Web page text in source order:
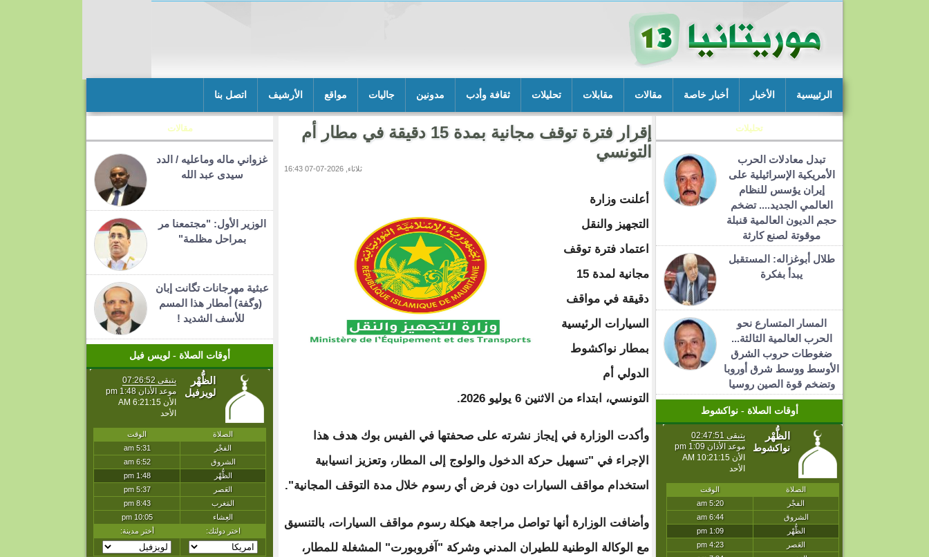
الرئييسية الأخبار أخبار خاصة مقالات مقابلات تحليلات ثقافة وأدب مدونين جاليات مواقع الأرشيف اتصل بنا
تحليلات
تبدل معادلات الحرب
الأمريكية الإسرائيلية على
إيران يؤسس للنظام
العالمي الجديد.... تضخم
حجم الديون العالمية قنبلة
موقوتة لصنع كارثة
طلال أبوغزاله: المستقبل
يبدأ بفكرة
المسار المتسارع نحو
الحرب العالمية الثالثة...
ضغوطات حروب الشرق
الأوسط ووسط شرق أوروبا
وتضخم قوة الصين روسيا
أوقات الصلاة - نواكشوط
إقرار فترة توقف مجانية بمدة 15 دقيقة في مطار أم
التونسي
ثلاثاء, 2026-07-07 16:43
أعلنت وزارة
التجهيز والنقل
اعتماد فترة توقف
مجانية لمدة 15
دقيقة في مواقف
السيارات الرئيسية
بمطار نواكشوط
الدولي أم
التونسي، ابتداء من الاثنين 6 يوليو 2026.
وأكدت الوزارة في إيجاز نشرته على صحفتها في الفيس بوك هدف هذا
الإجراء في "تسهيل حركة الدخول والولوج إلى المطار، وتعزيز انسيابية
استخدام مواقف السيارات دون فرض أي رسوم خلال مدة التوقف المجانية".
وأضافت الوزارة أنها تواصل مراجعة هيكلة رسوم مواقف السيارات، بالتنسيق
مع الوكالة الوطنية للطيران المدني وشركة "آفروبورت" المشغلة للمطار،
مقالات
غزواني ماله وماعليه / الدد
سيدى عبد الله
الوزير الأول: "مجتمعنا مر
بمراحل مظلمة"
عبثية مهرجانات تگانت إبان
(وگفة) أمطار هذا المسم
للأسف الشديد !
أوقات الصلاة - لويس فيل